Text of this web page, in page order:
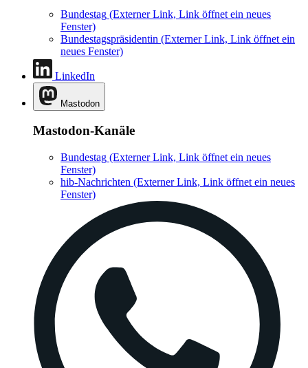
Bundestag (Externer Link, Link öffnet ein neues
Fenster)
Bundestagspräsidentin (Externer Link, Link öffnet ein
neues Fenster)
LinkedIn
Mastodon
Mastodon-Kanäle
Bundestag (Externer Link, Link öffnet ein neues
Fenster)
hib-Nachrichten (Externer Link, Link öffnet ein neues
Fenster)